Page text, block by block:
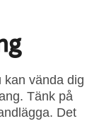
kan vända dig
Tänk på
Det